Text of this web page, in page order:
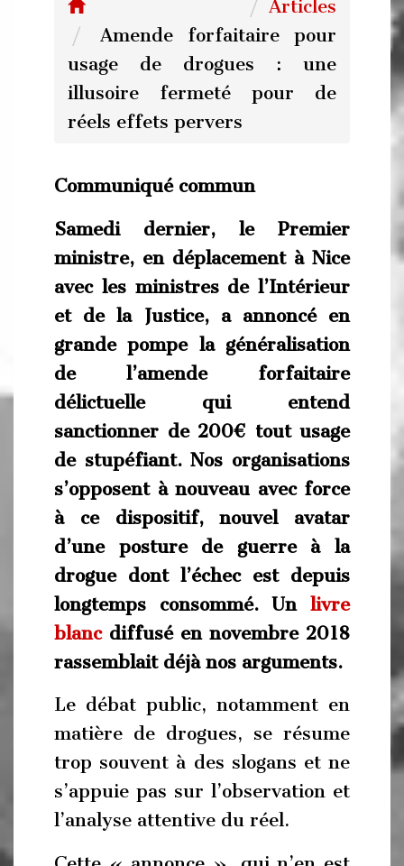
Articles
Amende forfaitaire pour
usage de drogues : une
illusoire fermeté pour de
réels effets pervers
Communiqué commun
Samedi dernier, le Premier
ministre, en déplacement à Nice
avec les ministres de l’Intérieur
et de la Justice, a annoncé en
grande pompe la généralisation
de l’amende forfaitaire
délictuelle qui entend
sanctionner de 200€ tout usage
de stupéfiant. Nos organisations
s’opposent à nouveau avec force
à ce dispositif, nouvel avatar
d’une posture de guerre à la
drogue dont l’échec est depuis
longtemps consommé. Un livre
blancdiffusé en novembre 2018
rassemblait déjà nos arguments.
Le débat public, notamment en
matière de drogues, se résume
trop souvent à des slogans et ne
s’appuie pas sur l’observation et
l’analyse attentive du réel.